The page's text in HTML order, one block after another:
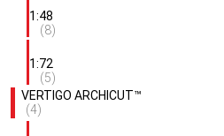
1:48
(8)
1:72
(5)
VERTIGO ARCHICUT™
(4)